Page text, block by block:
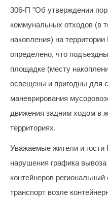
сверок;
просьба
запросах
обязательно
указывать
договора)
запросы
на
эл.
info@rotko10.ru
;
Для
физических
306-П "Об утверждении
коммунальных отходов (в
накопления) на
определено, что
площадке (месту
освещены и пригодны для
маневрирования
движения задним ходом в
территориях.
Уважаемые жители и гости
нарушения графика
контейнеров
транспорт возле